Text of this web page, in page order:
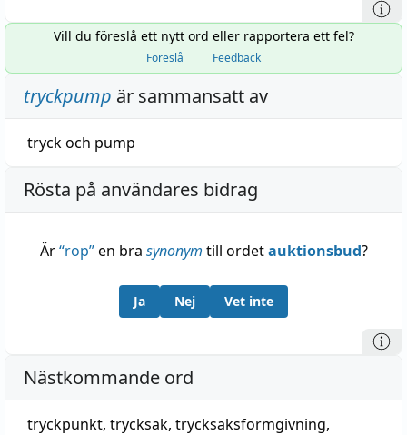
Vill du föreslå ett nytt ord eller rapportera ett fel?
Föreslå Feedback
tryckpump är sammansatt av
tryckoch pump
Rösta på användares bidrag
Är“rop”en bra synonym till ordetauktionsbud?
Ja Nej Vet inte
Nästkommande ord
tryckpunkt, trycksak, trycksaksformgivning,